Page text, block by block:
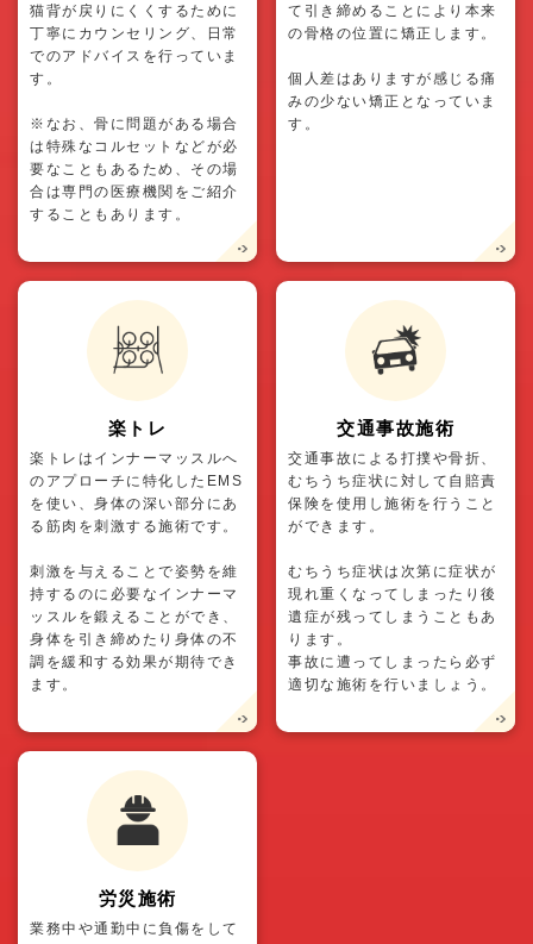
猫背が戻りにくくするために
丁寧にカウンセリング、日常
でのアドバイスを行っていま
す。
※なお、骨に問題がある場合
は特殊なコルセットなどが必
要なこともあるため、その場
合は専門の医療機関をご紹介
することもあります。
て引き締めることにより本来
の骨格の位置に矯正します。
個人差はありますが感じる痛
みの少ない矯正となっていま
す。
楽トレ
楽トレはインナーマッスルへ
のアプローチに特化したEMS
を使い、身体の深い部分にあ
る筋肉を刺激する施術です。
刺激を与えることで姿勢を維
持するのに必要なインナーマ
ッスルを鍛えることができ、
身体を引き締めたり身体の不
調を緩和する効果が期待でき
ます。
交通事故施術
交通事故による打撲や骨折、
むちうち症状に対して自賠責
保険を使用し施術を行うこと
ができます。
むちうち症状は次第に症状が
現れ重くなってしまったり後
遺症が残ってしまうこともあ
ります。
事故に遭ってしまったら必ず
適切な施術を行いましょう。
労災施術
業務中や通勤中に負傷をして